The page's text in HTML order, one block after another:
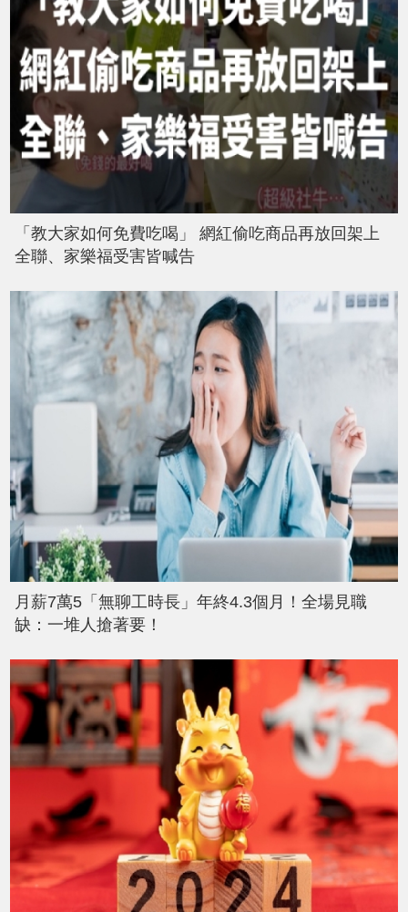
「教大家如何免費吃喝」 網紅偷吃商品再放回架上
全聯、家樂福受害皆喊告
月薪7萬5「無聊工時長」年終4.3個月！全場見職
缺：一堆人搶著要！